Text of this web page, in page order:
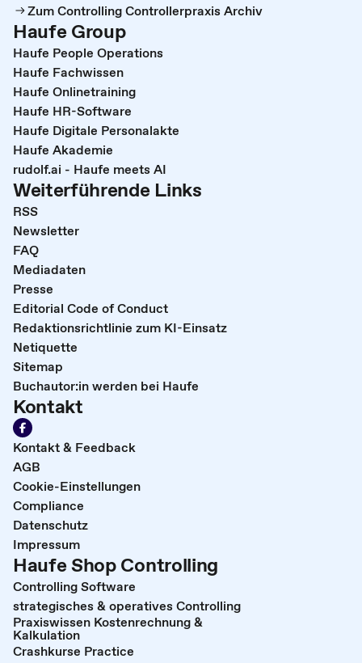
Zum Controlling Controllerpraxis Archiv
Haufe Group
Haufe People Operations
Haufe Fachwissen
Haufe Onlinetraining
Haufe HR-Software
Haufe Digitale Personalakte
Haufe Akademie
rudolf.ai - Haufe meets AI
Weiterführende Links
RSS
Newsletter
FAQ
Mediadaten
Presse
Editorial Code of Conduct
Redaktionsrichtlinie zum KI-Einsatz
Netiquette
Sitemap
Buchautor:in werden bei Haufe
Kontakt
Kontakt & Feedback
AGB
Cookie-Einstellungen
Compliance
Datenschutz
Impressum
Haufe Shop Controlling
Controlling Software
strategisches & operatives Controlling
Praxiswissen Kostenrechnung &
Kalkulation
Crashkurse Practice